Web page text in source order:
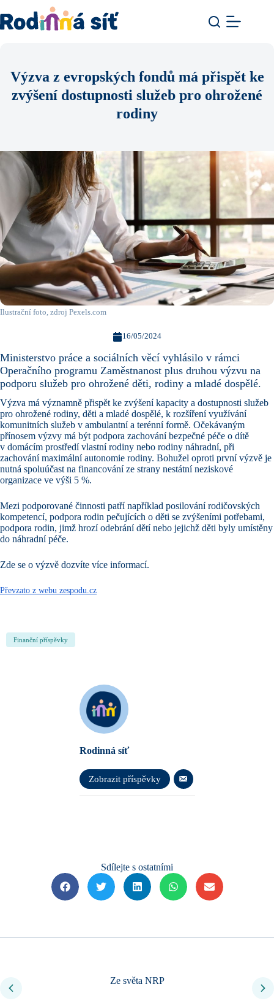
Výzva z evropských fondů má přispět ke
zvýšení dostupnosti služeb pro ohrožené
rodiny
Ilustrační foto, zdroj Pexels.com
16/05/2024
Ministerstvo práce a sociálních věcí vyhlásilo v rámci
Operačního programu Zaměstnanost plus druhou výzvu na
podporu služeb pro ohrožené děti, rodiny a mladé dospělé.
Výzva má významně přispět ke zvýšení kapacity a dostupnosti služeb
pro ohrožené rodiny, děti a mladé dospělé, k rozšíření využívání
komunitních služeb v ambulantní a terénní formě. Očekávaným
přínosem výzvy má být podpora zachování bezpečné péče o dítě
v domácím prostředí vlastní rodiny nebo rodiny náhradní, při
zachování maximální autonomie rodiny. Bohužel oproti první výzvě je
nutná spoluúčast na financování ze strany nestátní neziskové
organizace ve výši 5 %.
Mezi podporované činnosti patří například posilování rodičovských
kompetencí, podpora rodin pečujících o děti se zvýšeními potřebami,
podpora rodin, jimž hrozí odebrání dětí nebo jejichž děti byly umístěny
do náhradní péče.
Zde se o výzvě dozvíte více informací.
Převzato z webu zespodu.cz
Finanční příspěvky
Rodinná síť
Zobrazit příspěvky
Sdílejte s ostatními
Ze světa NRP